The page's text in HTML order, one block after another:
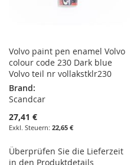
Volvo paint pen enamel Volvo
colour code 230 Dark blue
Volvo teil nr vollakstklr230
Brand:
Scandcar
27,41 €
22,65 €
Überprüfen Sie die Lieferzeit
in den Produktdetails